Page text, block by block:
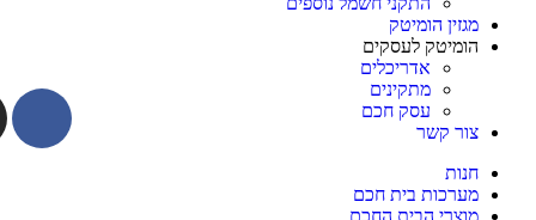
מגזין הומיטק
הומיטק לעסקים
אדריכלים
מתקינים
עסק חכם
צור קשר
חנות
מערכות בית חכם
מוצרי הבית החכם